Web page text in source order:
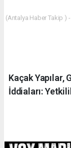
(Antalya Haber Takip )
Kaçak Yapılar,
İddiaları: